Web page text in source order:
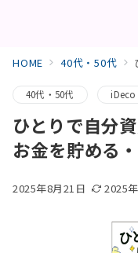
HOME 40代・50代
40代・50代 iDeco
ひとりで自分
お金を貯める
2025年8月21日 2025